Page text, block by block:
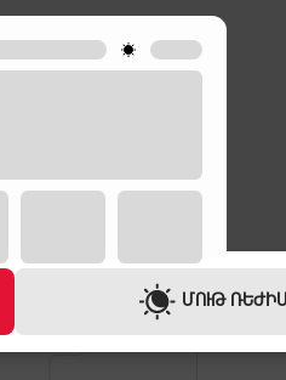
ՄՈՒԹ